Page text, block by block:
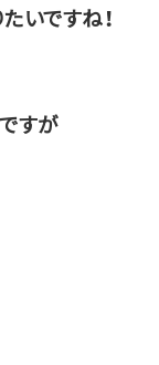
いですね！
すが